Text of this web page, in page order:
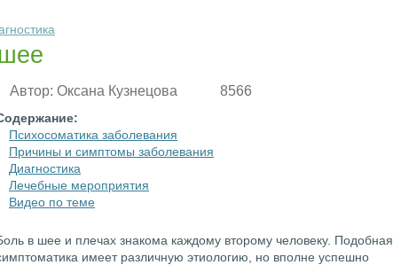
Автор: Оксана Кузнецова 8566
Психосоматика заболевания
Причины и симптомы заболевания
Диагностика
Лечебные мероприятия
Видео по теме
в шее и плечах знакома каждому второму человеку. Подобная
имеет различную этиологию, но вполне успешно